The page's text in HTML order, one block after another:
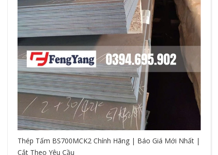
Thép Tấm BS700MCK2 Chính Hãng | Báo Giá Mới Nhất |
Cắt Theo Yêu Cầu